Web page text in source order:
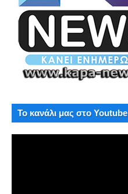
Το κανάλι μας στο Youtube